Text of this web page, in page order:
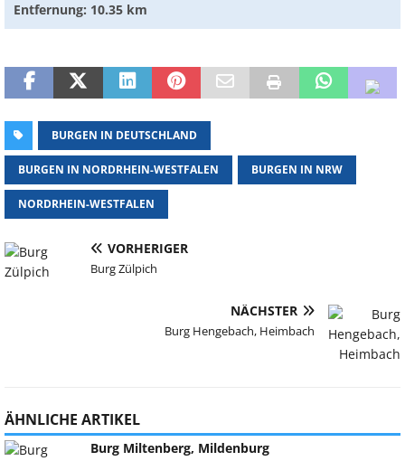
Entfernung: 10.35 km
BURGEN IN DEUTSCHLAND
BURGEN IN NORDRHEIN-WESTFALEN BURGEN IN NRW
NORDRHEIN-WESTFALEN
VORHERIGER
Burg Zülpich
NÄCHSTER
Burg Hengebach, Heimbach
ÄHNLICHE ARTIKEL
Burg Miltenberg, Mildenburg